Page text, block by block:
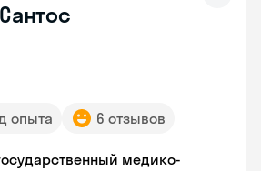
Сантос
опыта 6 отзывов
медико-